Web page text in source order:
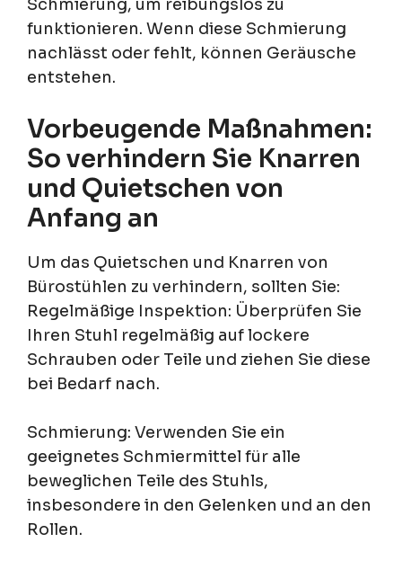
Schmierung, um reibungslos zu
funktionieren. Wenn diese Schmierung
nachlässt oder fehlt, können Geräusche
entstehen.
Vorbeugende Maßnahmen:
So verhindern Sie Knarren
und Quietschen von
Anfang an
Um das Quietschen und Knarren von
Bürostühlen zu verhindern, sollten Sie:
Regelmäßige Inspektion: Überprüfen Sie
Ihren Stuhl regelmäßig auf lockere
Schrauben oder Teile und ziehen Sie diese
bei Bedarf nach.
Schmierung: Verwenden Sie ein
geeignetes Schmiermittel für alle
beweglichen Teile des Stuhls,
insbesondere in den Gelenken und an den
Rollen.